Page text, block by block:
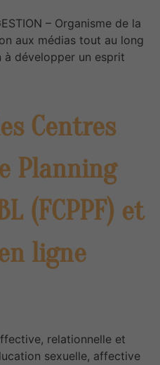
– Organisme de la
aux médias tout au long
à développer un esprit
Centres
Planning
(FCPPF) et
ligne
relationnelle et
sexuelle, affective